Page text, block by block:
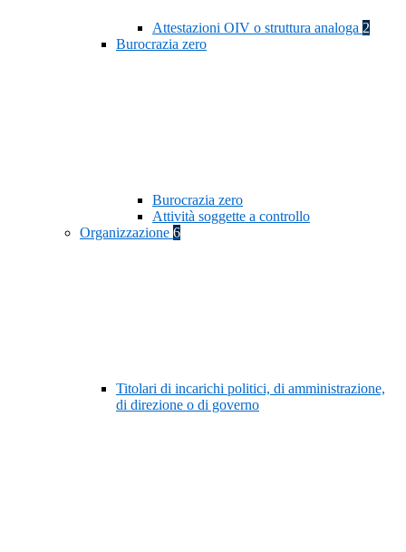
Attestazioni OIV o struttura analoga 2
Burocrazia zero
Burocrazia zero
Attività soggette a controllo
Organizzazione 6
Titolari di incarichi politici, di amministrazione,
di direzione o di governo